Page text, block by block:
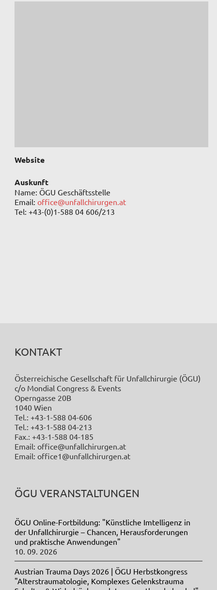
Website
Auskunft
Name: ÖGU Geschäftsstelle
Email: office@unfallchirurgen.at
Tel: +43-(0)1-588 04 606/213
KONTAKT
Österreichische Gesellschaft für Unfallchirurgie (ÖGU)
c/o Mondial Congress & Events
Operngasse 20B
1040 Wien
Tel.: +43-1-588 04-606
Tel.: +43-1-588 04-213
Fax.: +43-1-588 04-185
Email: office@unfallchirurgen.at
Email: office1@unfallchirurgen.at
ÖGU VERANSTALTUNGEN
ÖGU Online-Fortbildung: "Künstliche Imtelligenz in
der Unfallchirurgie – Chancen, Herausforderungen
und praktische Anwendungen"
10. 09. 2026
Austrian Trauma Days 2026 | ÖGU Herbstkongress
"Alterstraumatologie, Komplexes Gelenkstrauma